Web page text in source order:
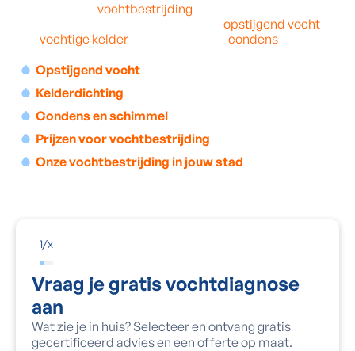
vochtbestrijding
opstijgend vocht
vochtige kelder condens
Opstijgend vocht
Kelderdichting
Condens en schimmel
Prijzen voor vochtbestrijding
Onze vochtbestrijding in jouw stad
1/x
Vraag je gratis vochtdiagnose
aan
Wat zie je in huis? Selecteer en ontvang gratis
gecertificeerd advies en een offerte op maat.